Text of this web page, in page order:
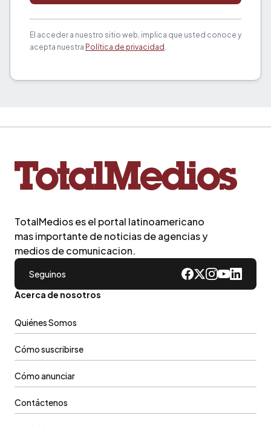
El acceder a nuestro sitio web, implica que usted conoce y
acepta nuestra Política de privacidad .
TotalMedios es el portal latinoamericano
mas importante de noticias de agencias y
medios de comunicacion.
Seguinos
Acerca de nosotros
Quiénes Somos
Cómo suscribirse
Cómo anunciar
Contáctenos